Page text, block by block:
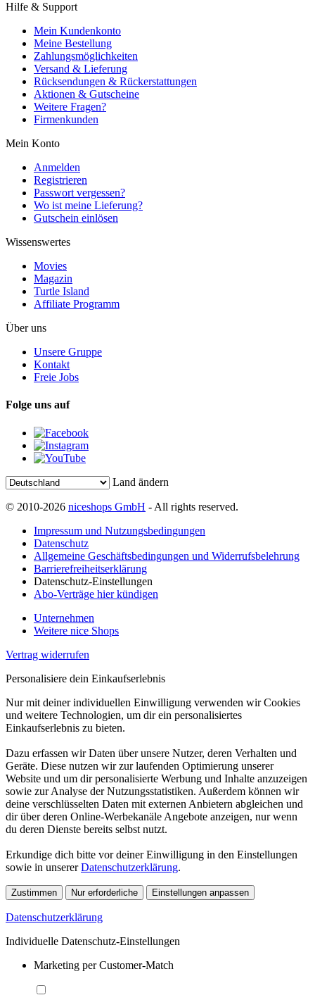
Hilfe & Support
Mein Kundenkonto
Meine Bestellung
Zahlungsmöglichkeiten
Versand & Lieferung
Rücksendungen & Rückerstattungen
Aktionen & Gutscheine
Weitere Fragen?
Firmenkunden
Mein Konto
Anmelden
Registrieren
Passwort vergessen?
Wo ist meine Lieferung?
Gutschein einlösen
Wissenswertes
Movies
Magazin
Turtle Island
Affiliate Programm
Über uns
Unsere Gruppe
Kontakt
Freie Jobs
Folge uns auf
Land ändern
© 2010-2026 niceshops GmbH - All rights reserved.
Impressum und Nutzungsbedingungen
Datenschutz
Allgemeine Geschäftsbedingungen und Widerrufsbelehrung
Barrierefreiheitserklärung
Datenschutz-Einstellungen
Abo-Verträge hier kündigen
Unternehmen
Weitere nice Shops
Vertrag widerrufen
Personalisiere dein Einkaufserlebnis
Nur mit deiner individuellen Einwilligung verwenden wir Cookies
und weitere Technologien, um dir ein personalisiertes
Einkaufserlebnis zu bieten.
Dazu erfassen wir Daten über unsere Nutzer, deren Verhalten und
Geräte. Diese nutzen wir zur laufenden Optimierung unserer
Website und um dir personalisierte Werbung und Inhalte anzuzeigen
sowie zur Analyse der Nutzungsstatistiken. Außerdem können wir
deine verschlüsselten Daten mit externen Anbietern abgleichen und
dir über deren Online-Werbekanäle Angebote anzeigen, nur wenn
du deren Dienste bereits selbst nutzt.
Erkundige dich bitte vor deiner Einwilligung in den Einstellungen
sowie in unsererDatenschutzerklärung.
Zustimmen Nur erforderliche Einstellungen anpassen
Datenschutzerklärung
Individuelle Datenschutz-Einstellungen
Marketing per Customer-Match